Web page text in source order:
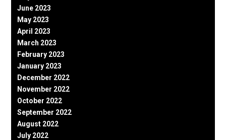
June 2023
May 2023
April 2023
March 2023
February 2023
January 2023
December 2022
November 2022
October 2022
September 2022
August 2022
July 2022